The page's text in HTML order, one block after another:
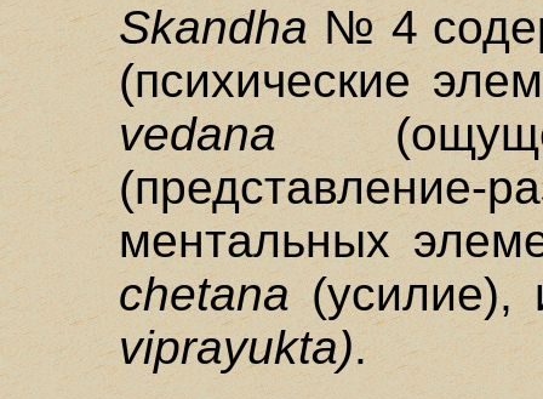
Skandha№ 4
(психические
vedana
ментальных
chetana(усилие),
viprayukta).